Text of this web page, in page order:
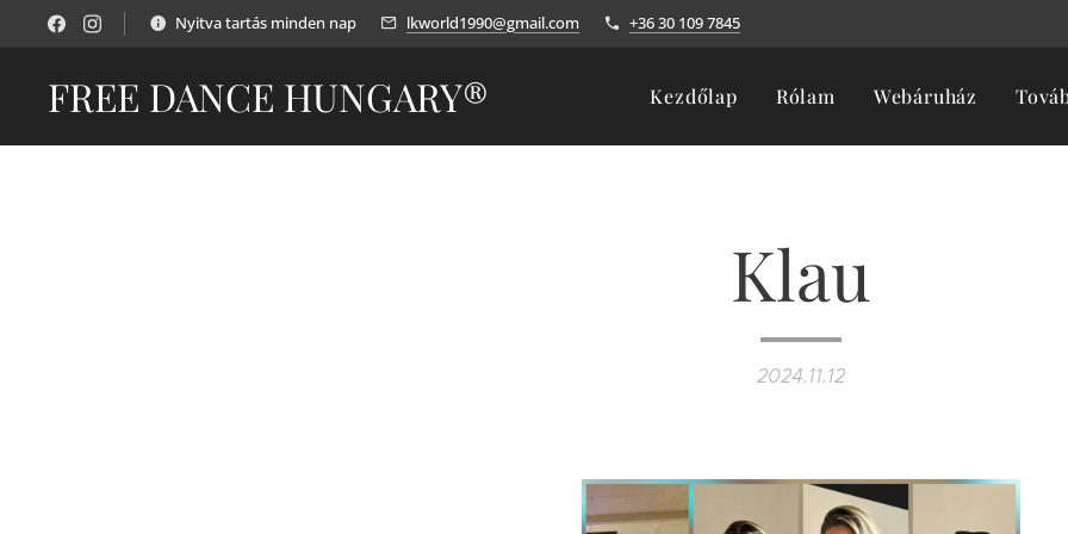
Nyitva tartás minden nap lkworld1990@gmail.com +36 30 109 7845
FREE DANCE HUNGARY® Kezdőlap Rólam Webáruház
Klau
2024.11.12